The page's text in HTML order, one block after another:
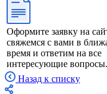
Оформите заявку на
свяжемся с вами в
время и ответим на все
интересующие вопросы.
Назад к списку